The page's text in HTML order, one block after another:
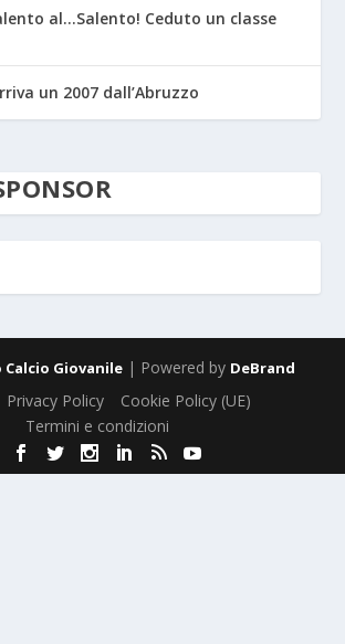
al…Salento! Ceduto un classe
un 2007 dall’Abruzzo
Giovanile | Powered by DeBrand
Privacy Policy
Cookie Policy (UE)
Termini e condizioni